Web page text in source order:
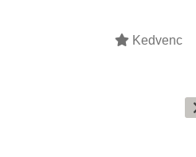
Kedvenc